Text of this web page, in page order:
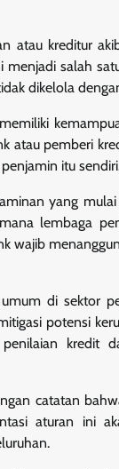
atau kreditur
menjadi salah
dikelola
atau pemberi
itu
yang
lembaga
wajib
di sektor
potensi
kredit
catatan
aturan ini